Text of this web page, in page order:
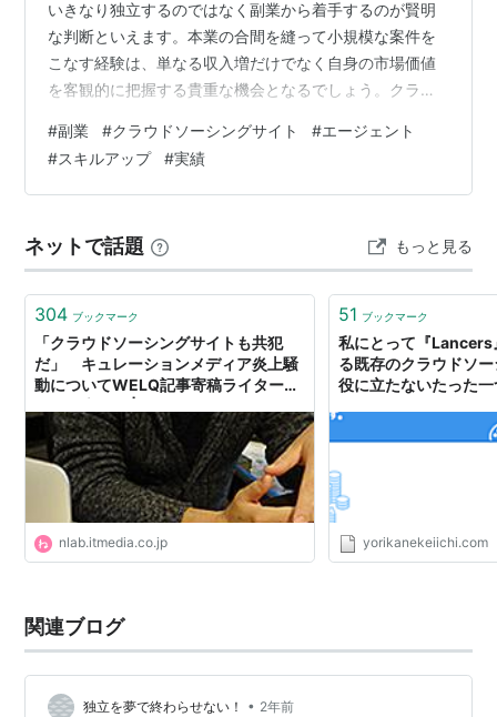
いきなり独立するのではなく副業から着手するのが賢明
な判断といえます。本業の合間を縫って小規模な案件を
こなす経験は、単なる収入増だけでなく自身の市場価値
を客観的に把握する貴重な機会となるでしょう。クラウ
れば、週数時間から参画できる案件は見つかりやすいも
のです。最初は単価が控えめな仕事であっても、確実に
実績を積み重ねていくことで高単価な案件への道が開か
ームワークに触れる機会を副業で得られれば、スキルア
ップと増収を同時に実現できる点が大きなメリットで
#副業 #クラウドソーシングサイト #エージェント
#スキルアップ #実績
ネットで話題 もっと見る
304 ブックマーク
「クラウドソーシングサイトも共犯
だ」 キュレーションメディア炎上騒
動についてWELQ記事寄稿ライターが
nlab.itmedia.co.jp
51 ブックマーク
私にとって『Lancers
る既存のクラウドソ
役に立たないたった
yorikanekeiichi.com
関連ブログ
独立を夢で終わらせない！ • 2年前